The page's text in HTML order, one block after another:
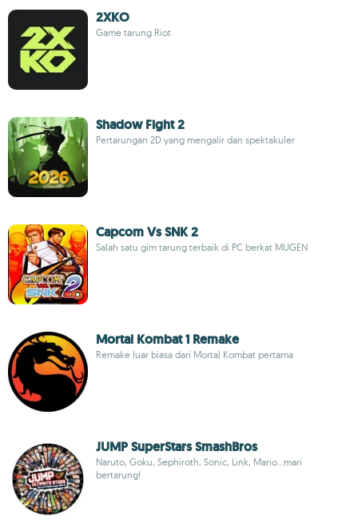
2XKO
Game tarung Riot
Shadow Fight 2
Pertarungan 2D yang mengalir dan spektakuler
Capcom Vs SNK 2
Salah satu gim tarung terbaik di PC berkat MUGEN
Mortal Kombat 1 Remake
Remake luar biasa dari Mortal Kombat pertama
JUMP SuperStars SmashBros
Naruto, Goku, Sephiroth, Sonic, Link, Mario...mari
bertarung!